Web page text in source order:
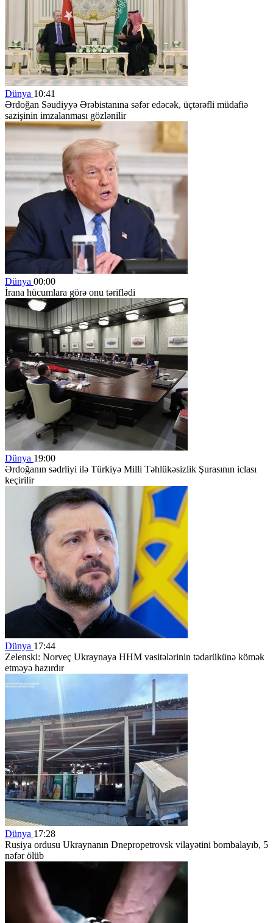
Dünya 10:41
Ərdoğan Səudiyyə Ərəbistanına səfər edəcək, üçtərəfli müdafiə
sazişinin imzalanması gözlənilir
Dünya 00:00
İrana hücumlara görə onu təriflədi
Dünya 19:00
Ərdoğanın sədrliyi ilə Türkiyə Milli Təhlükəsizlik Şurasının iclası
keçirilir
Dünya 17:44
Zelenski: Norveç Ukraynaya HHM vasitələrinin tədarükünə kömək
etməyə hazırdır
Dünya 17:28
Rusiya ordusu Ukraynanın Dnepropetrovsk vilayətini bombalayıb, 5
nəfər ölüb